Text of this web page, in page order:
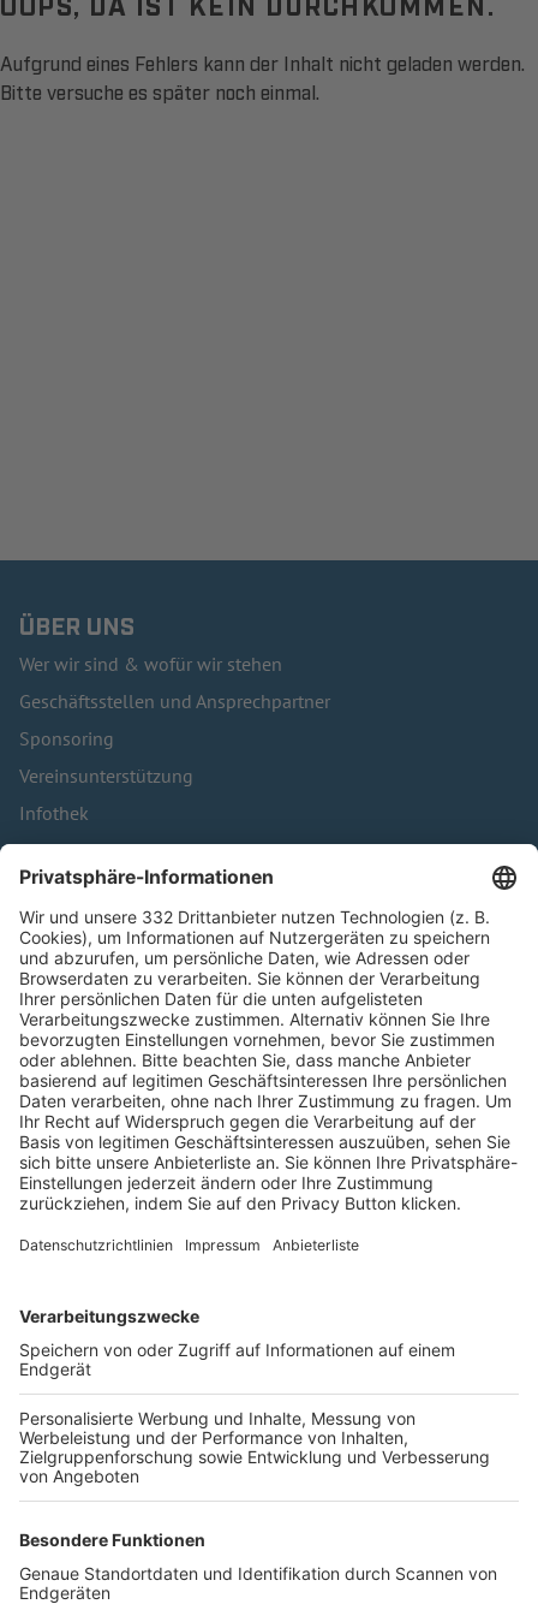
Aufgrund eines Fehlers kann der Inhalt nicht geladen werden.
Bitte versuche es später noch einmal.
ÜBER UNS
Wer wir sind & wofür wir stehen
Geschäftsstellen und Ansprechpartner
Sponsoring
Vereinsunterstützung
Infothek
Kontakt
HÄUFIG BESUCHTE SEITEN
Pässe und Vereinswechsel
Trainerausbildung
Schulungsangebot Vereinsmitarbeiter
BFV-Geschäftsstellen
Trainerbörse
Login SpielPlus
FOLGE DEM BFV
TOP-VEREINE
TOP-PARTNER